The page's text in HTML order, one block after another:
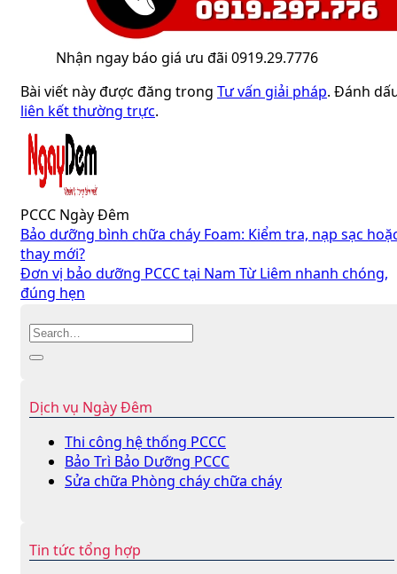
Nhận ngay báo giá ưu đãi 0919.29.7776
Bài viết này được đăng trong Tư vấn giải pháp. Đánh
liên kết thường trực.
PCCC Ngày Đêm
Bảo dưỡng bình chữa cháy Foam: Kiểm tra, nạp sạc
thay mới?
Đơn vị bảo dưỡng PCCC tại Nam Từ Liêm nhanh chóng,
đúng hẹn
Dịch vụ Ngày Đêm
Thi công hệ thống PCCC
Bảo Trì Bảo Dưỡng PCCC
Sửa chữa Phòng cháy chữa cháy
Tin tức tổng hợp